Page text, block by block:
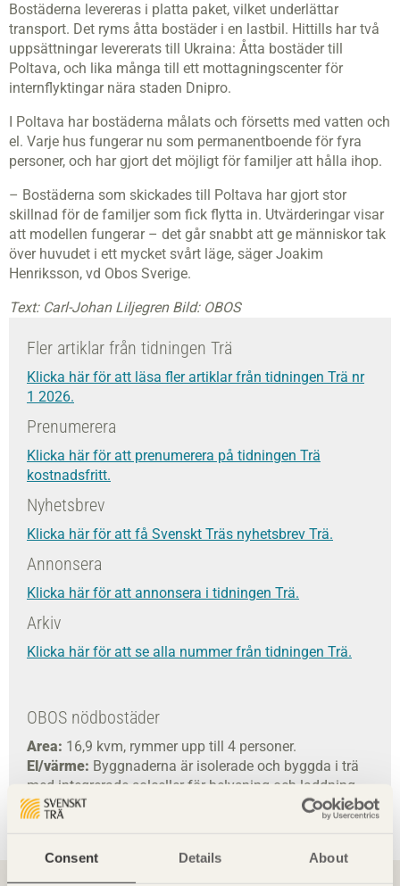
Consent Details About
Bostäderna levereras i platta paket, vilket underlättar
transport. Det ryms åtta bostäder i en lastbil. Hittills har två
uppsättningar levererats till Ukraina: Åtta bostäder till
Poltava, och lika många till ett mottagningscenter för
internflyktingar nära staden Dnipro.
I Poltava har bostäderna målats och försetts med vatten och
el. Varje hus fungerar nu som permanentboende för fyra
personer, och har gjort det möjligt för familjer att hålla ihop.
– Bostäderna som skickades till Poltava har gjort stor
skillnad för de familjer som fick flytta in. Utvärderingar visar
att modellen fungerar – det går snabbt att ge människor tak
över huvudet i ett mycket svårt läge, säger Joakim
Henriksson, vd Obos Sverige.
Text: Carl-Johan Liljegren Bild: OBOS
Fler artiklar från tidningen Trä
Klicka här för att läsa fler artiklar från tidningen Trä nr
1 2026.
Prenumerera
Klicka här för att prenumerera på tidningen Trä
kostnadsfritt.
Nyhetsbrev
Klicka här för att få Svenskt Träs nyhetsbrev Trä.
Annonsera
Klicka här för att annonsera i tidningen Trä.
Arkiv
Klicka här för att se alla nummer från tidningen Trä.
OBOS nödbostäder
Area: 16,9 kvm, rymmer upp till 4 personer.
El/värme: Byggnaderna är isolerade och byggda i trä
med integrerade solceller för belysning och laddning
av elektronik.
Kostnad per hus: